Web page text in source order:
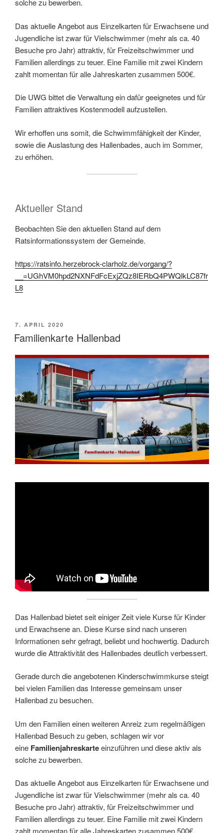
solche zu bewerben.
Das aktuelle Angebot aus Einzelkarten für Erwachsene und
Jugendliche ist zwar für Vielschwimmer (mehr als ca. 40
Besuche pro Jahr) attraktiv, für Freizeitschwimmer und
Familien allerdings zu teuer. Eine Familie mit zwei Kindern
zahlt momentan für alle Jahreskarten zusammen 500€.
Die UWG bittet die Verwaltung ein dafür geeignetes und für
Familien attraktives Kostenmodell aufzustellen.
Wir erhoffen uns somit, die Schwimmfähigkeit der Kinder,
sowie die Auslastung des Hallenbades, auch im Sommer,
zu erhöhen.
Aktueller Stand
Beobachten Sie den aktuellen Stand auf dem
Ratsinformationssystem der Gemeinde.
https://ratsinfo.herzebrock-clarholz.de/vorgang/?
__=UGhVM0hpd2NXNFdFcExjZQz8IERbQ4PWQlkLC87fr
L8
VERÖFFENTLICHT
AM
7. APRIL 2020
Familienkarte Hallenbad
Das Hallenbad bietet seit einiger Zeit viele Kurse für Kinder
und Erwachsene an. Diese Kurse sind nach unseren
Informationen sehr gefragt, beliebt und hochwertig. Dadurch
wurde die Attraktivität des Hallenbades deutlich verbessert.
Gerade durch die angebotenen Kinderschwimmkurse steigt
bei vielen Familien das Interesse gemeinsam unser
Hallenbad zu besuchen.
Um den Familien einen weiteren Anreiz zum regelmäßigen
Hallenbad Besuch zu geben, schlagen wir vor
eine Familienjahreskarteeinzuführen und diese aktiv als
solche zu bewerben.
Das aktuelle Angebot aus Einzelkarten für Erwachsene und
Jugendliche ist zwar für Vielschwimmer (mehr als ca. 40
Besuche pro Jahr) attraktiv, für Freizeitschwimmer und
Familien allerdings zu teuer. Eine Familie mit zwei Kindern
zahlt momentan für alle Jahreskarten zusammen 500€.